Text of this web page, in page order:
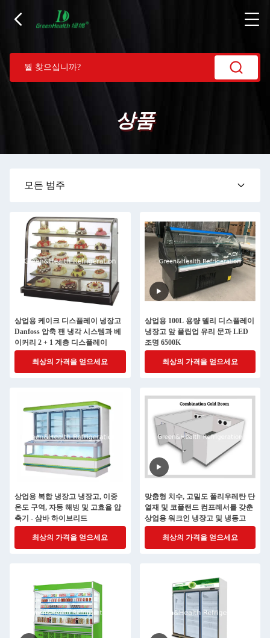
상품
모든 범주
상업용 케이크 디스플레이 냉장고
Danfoss 압축 팬 냉각 시스템과 베
이커리 2 + 1 계층 디스플레이
최상의 가격을 얻으세요
상업용 100L 용량 델리 디스플레이
냉장고 앞 플립업 유리 문과 LED
조명 6500K
최상의 가격을 얻으세요
상업용 복합 냉장고 냉장고, 이중
온도 구역, 자동 해빙 및 고효율 압
축기 - 삼바 하이브리드
최상의 가격을 얻으세요
맞춤형 치수, 고밀도 폴리우레탄 단
열재 및 코플랜드 컴프레서를 갖춘
상업용 워크인 냉장고 및 냉동고
최상의 가격을 얻으세요